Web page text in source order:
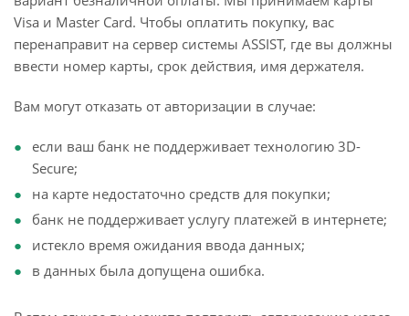
Visa и Master Card. Чтобы оплатить покупку, вас
перенаправит на сервер системы ASSIST, где вы должны
ввести номер карты, срок действия, имя держателя.
Вам могут отказать от авторизации в случае:
если ваш банк не поддерживает технологию 3D-
Secure;
на карте недостаточно средств для покупки;
банк не поддерживает услугу платежей в интернете;
истекло время ожидания ввода данных;
в данных была допущена ошибка.